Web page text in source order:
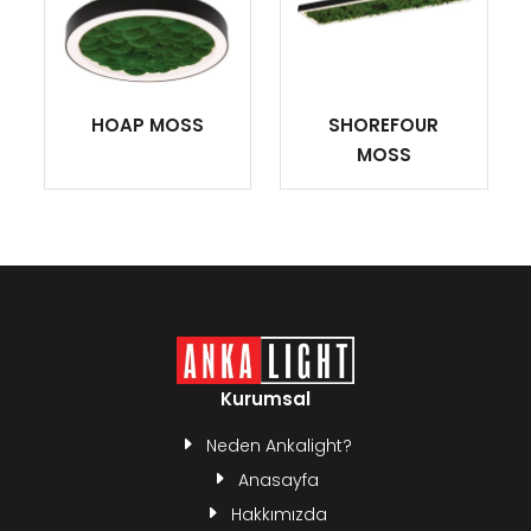
HOAP MOSS
SHOREFOUR
MOSS
Kurumsal
Neden Ankalight?
Anasayfa
Hakkımızda